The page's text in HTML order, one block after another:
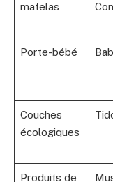
matelas
Porte-bébé
Couches
écologiques
Produits de